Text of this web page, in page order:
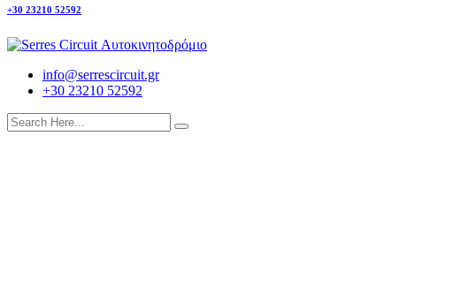
+30 23210 52592
info@serrescircuit.gr
+30 23210 52592